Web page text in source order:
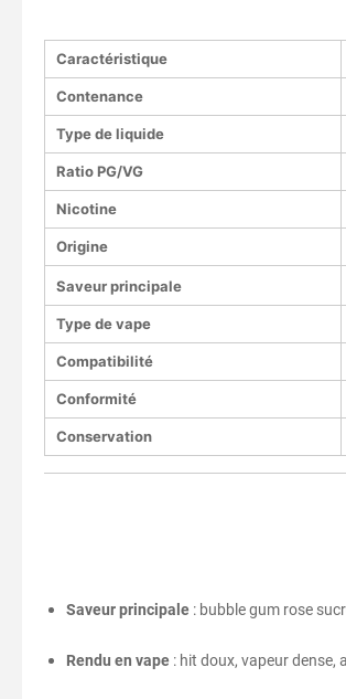
Caractéristique
Contenance
Type de liquide
Ratio PG/VG
Nicotine
Origine
Saveur principale
Type de vape
Compatibilité
Conformité
Conservation
Saveur principale : bubble gum rose
Rendu en vape : hit doux, vapeur dense,